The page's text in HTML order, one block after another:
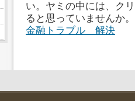
い。ヤミの中には、ク
ると思っていませんか。
金融トラブル 解決